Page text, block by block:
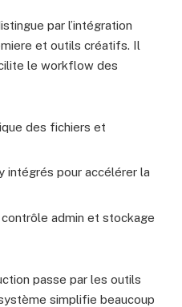
par l’intégration
et outils créatifs. Il
le workflow des
des fichiers et
intégrés pour accélérer la
admin et stockage
passe par les outils
simplifie beaucoup